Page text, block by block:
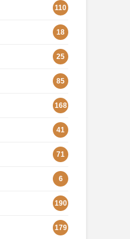
110
18
25
85
168
41
71
6
190
179